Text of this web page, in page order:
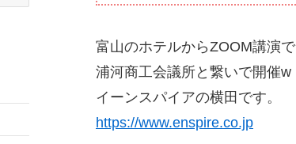
富山のホテルからZOOM講演で
浦河商工会議所と繋いで開催w
イーンスパイアの横田です。
https://www.enspire.co.jp